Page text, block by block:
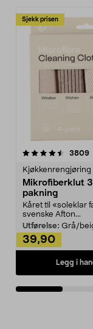
Sjekk prisen
3809
Kjøkkenrengjøring
Mikrofiberklut
pakning
Kåret til «soleklar
svenske Afton...
Utførelse: Grå/
39,90
Legg i
4.5av 5